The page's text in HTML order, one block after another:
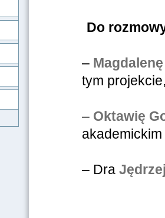
Do
–
tym
– Oktawię
– Dra